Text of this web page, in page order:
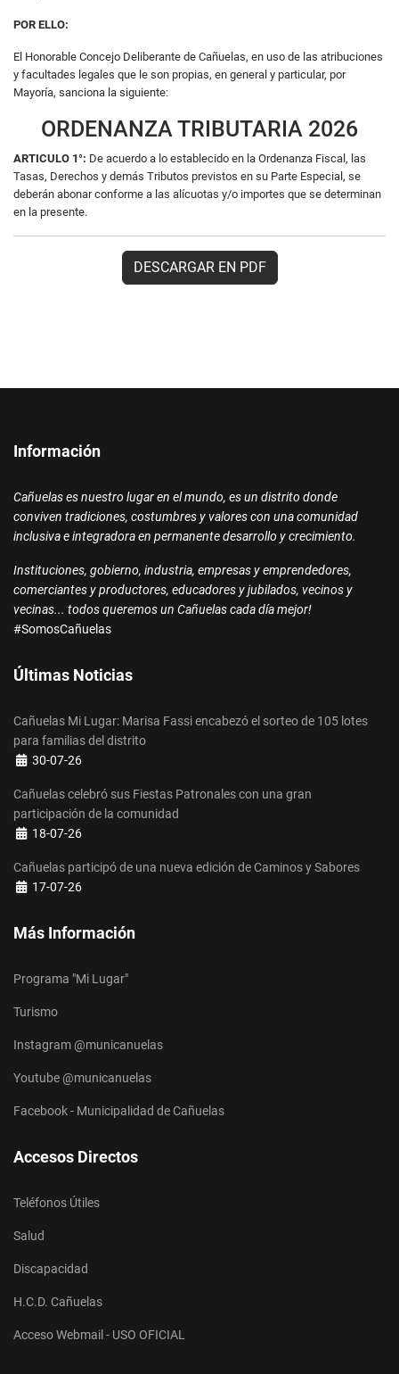
POR ELLO:
El Honorable Concejo Deliberante de Cañuelas, en uso de las atribuciones
y facultades legales que le son propias, en general y particular, por
Mayoría, sanciona la siguiente:
ORDENANZA TRIBUTARIA 2026
ARTICULO 1°: De acuerdo a lo establecido en la Ordenanza Fiscal, las
Tasas, Derechos y demás Tributos previstos en su Parte Especial, se
deberán abonar conforme a las alícuotas y/o importes que se determinan
en la presente.
DESCARGAR EN PDF
Información
Cañuelas es nuestro lugar en el mundo, es un distrito donde
conviven tradiciones, costumbres y valores con una comunidad
inclusiva e integradora en permanente desarrollo y crecimiento.
Instituciones, gobierno, industria, empresas y emprendedores,
comerciantes y productores, educadores y jubilados, vecinos y
vecinas... todos queremos un Cañuelas cada día mejor!
#SomosCañuelas
Últimas Noticias
Cañuelas Mi Lugar: Marisa Fassi encabezó el sorteo de 105 lotes
para familias del distrito
Detalles
30-07-26
Cañuelas celebró sus Fiestas Patronales con una gran
participación de la comunidad
Detalles
18-07-26
Cañuelas participó de una nueva edición de Caminos y Sabores
Detalles
17-07-26
Más Información
Programa "Mi Lugar"
Turismo
Instagram @municanuelas
Youtube @municanuelas
Facebook - Municipalidad de Cañuelas
Accesos Directos
Teléfonos Útiles
Salud
Discapacidad
H.C.D. Cañuelas
Acceso Webmail - USO OFICIAL